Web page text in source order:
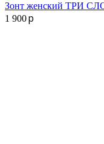
Зонт женский ТРИ
1 900p